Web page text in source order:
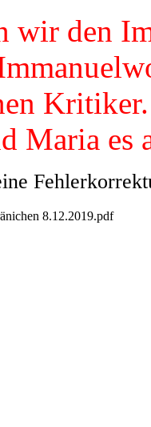
wir den
Maria es
8.12.2019.pdf